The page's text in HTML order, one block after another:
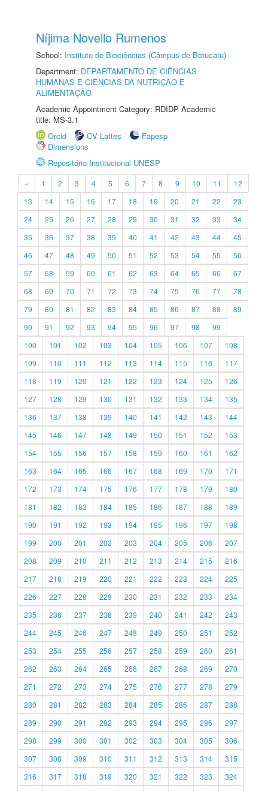
Níjima Novello Rumenos
School: Instituto de Biociências (Câmpus de Botucatu)
Department: DEPARTAMENTO DE CIÊNCIAS
HUMANAS E CIÊNCIAS DA NUTRIÇÃO E
ALIMENTAÇÃO
Academic Appointment Category: RDIDP Academic
title: MS-3.1
Orcid
CV Lattes
Fapesp
Dimensions
Repositório Institucional UNESP
« 1 2 3 4 5 6 7 8 9 10 11
12
13
14 15 16 17 18 19 20 21 22
23
24
25 26 27 28 29 30 31 32 33
34
35
36 37 38 39 40 41 42 43 44
45
46
47 48 49 50 51 52 53 54 55
56
57
58 59 60 61 62 63 64 65 66
67
68
69 70 71 72 73 74 75 76 77
78
79
80 81 82 83 84 85 86 87 88
89
90
91 92 93 94 95 96 97 98
99
100
101 102 103 104 105 106 107
108
109
110 111 112 113 114 115 116
117
118
119 120 121 122 123 124 125
126
127
128 129 130 131 132 133 134
135
136
137 138 139 140 141 142 143
144
145
146 147 148 149 150 151 152
153
154
155 156 157 158 159 160 161
162
163
164 165 166 167 168 169 170
171
172
173 174 175 176 177 178 179
180
181
182 183 184 185 186 187 188
189
190
191 192 193 194 195 196 197
198
199
200 201 202 203 204 205 206
207
208
209 210 211 212 213 214 215
216
217
218 219 220 221 222 223 224
225
226
227 228 229 230 231 232 233
234
235
236 237 238 239 240 241 242
243
244
245 246 247 248 249 250 251
252
253
254 255 256 257 258 259 260
261
262
263 264 265 266 267 268 269
270
271
272 273 274 275 276 277 278
279
280
281 282 283 284 285 286 287
288
289
290 291 292 293 294 295 296
297
298
299 300 301 302 303 304 305
306
307
308 309 310 311 312 313 314
315
316
317 318 319 320 321 322 323
324